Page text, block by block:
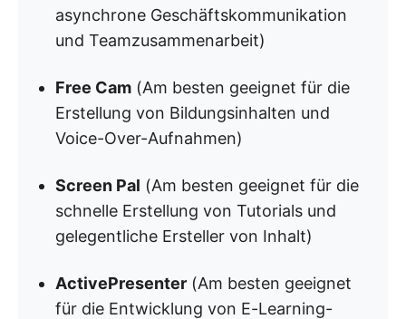
asynchrone Geschäftskommunikation
und Teamzusammenarbeit)
Free Cam (Am besten geeignet für die
Erstellung von Bildungsinhalten und
Voice-Over-Aufnahmen)
Screen Pal (Am besten geeignet für die
schnelle Erstellung von Tutorials und
gelegentliche Ersteller von Inhalt)
ActivePresenter (Am besten geeignet
für die Entwicklung von E-Learning-